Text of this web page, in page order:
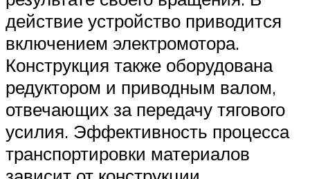
действие устройство приводится
включением электромотора.
Конструкция также оборудована
редуктором и приводным валом,
отвечающих за передачу тягового
усилия. Эффективность процесса
транспортировки материалов